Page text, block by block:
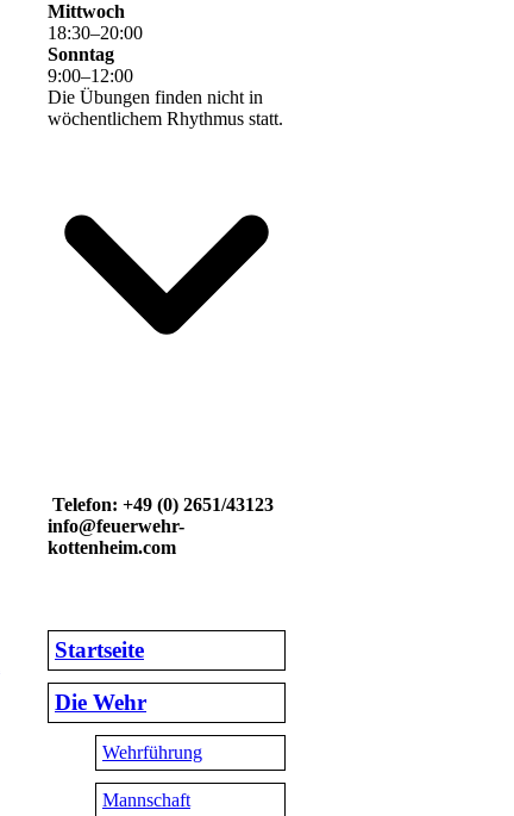
Mittwoch
18:30–20:00
Sonntag
9:00–12:00
Die Übungen finden nicht in
wöchentlichem Rhythmus statt.
Telefon: +49 (0) 2651/43123
info@feuerwehr-
kottenheim.com
Startseite
Die Wehr
Wehrführung
Mannschaft